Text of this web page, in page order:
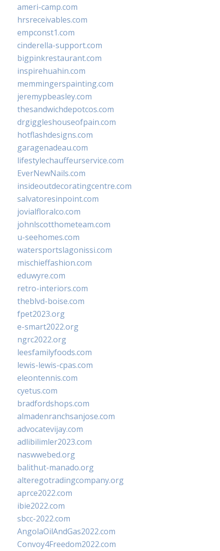
ameri-camp.com
hrsreceivables.com
empconst1.com
cinderella-support.com
bigpinkrestaurant.com
inspirehuahin.com
memmingerspainting.com
jeremypbeasley.com
thesandwichdepotcos.com
drgiggleshouseofpain.com
hotflashdesigns.com
garagenadeau.com
lifestylechauffeurservice.com
EverNewNails.com
insideoutdecoratingcentre.com
salvatoresinpoint.com
jovialfloralco.com
johnlscotthometeam.com
u-seehomes.com
watersportslagonissi.com
mischieffashion.com
eduwyre.com
retro-interiors.com
theblvd-boise.com
fpet2023.org
e-smart2022.org
ngrc2022.org
leesfamilyfoods.com
lewis-lewis-cpas.com
eleontennis.com
cyetus.com
bradfordshops.com
almadenranchsanjose.com
advocatevijay.com
adlibilimler2023.com
naswwebed.org
balithut-manado.org
alteregotradingcompany.org
aprce2022.com
ibie2022.com
sbcc-2022.com
AngolaOilAndGas2022.com
Convoy4Freedom2022.com